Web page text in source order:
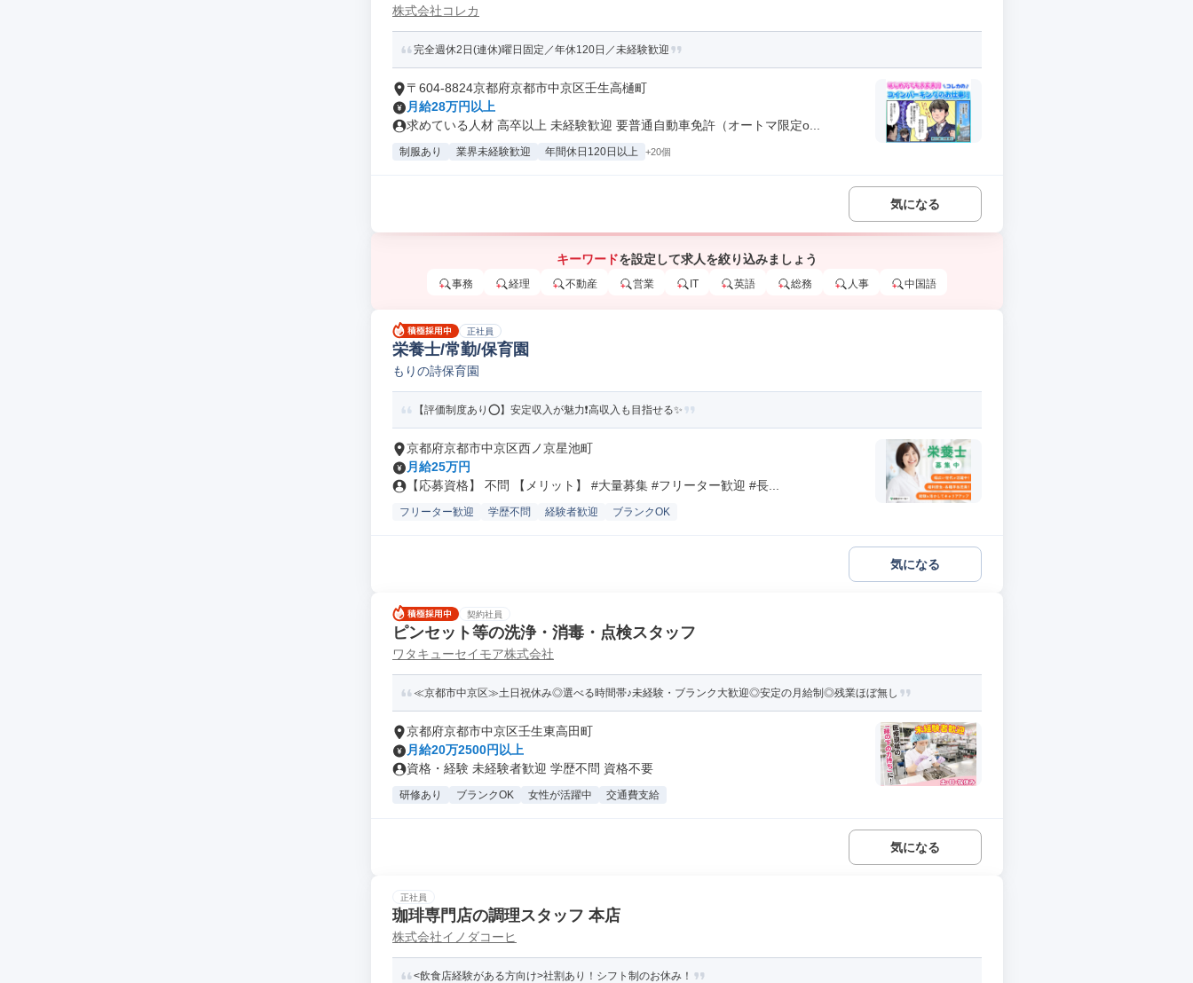
株式会社コレカ
完全週休2日(連休)曜日固定／年休120日／未経験歓迎
〒604-8824京都府京都市中京区壬生高樋町
月給28万円以上
求めている人材 高卒以上 未経験歓迎 要普通自動車免許（オートマ限定o...
制服あり 業界未経験歓迎 年間休日120日以上 +20個
気になる
キーワードを設定して求人を絞り込みましょう
事務 経理 不動産 営業 IT 英語 総務 人事 中国語
正社員
栄養士/常勤/保育園
もりの詩保育園
【評価制度あり⭕️】安定収入が魅力❗️高収入も目指せる✨
京都府京都市中京区西ノ京星池町
月給25万円
【応募資格】 不問 【メリット】 #大量募集 #フリーター歓迎 #長...
フリーター歓迎 学歴不問 経験者歓迎 ブランクOK
気になる
契約社員
ピンセット等の洗浄・消毒・点検スタッフ
ワタキューセイモア株式会社
≪京都市中京区≫土日祝休み◎選べる時間帯♪未経験・ブランク大歓迎◎安定の月給制◎残業ほぼ無し
京都府京都市中京区壬生東高田町
月給20万2500円以上
資格・経験 未経験者歓迎 学歴不問 資格不要
研修あり ブランクOK 女性が活躍中 交通費支給
気になる
正社員
珈琲専門店の調理スタッフ 本店
株式会社イノダコーヒ
<飲食店経験がある方向け>社割あり！シフト制のお休み！